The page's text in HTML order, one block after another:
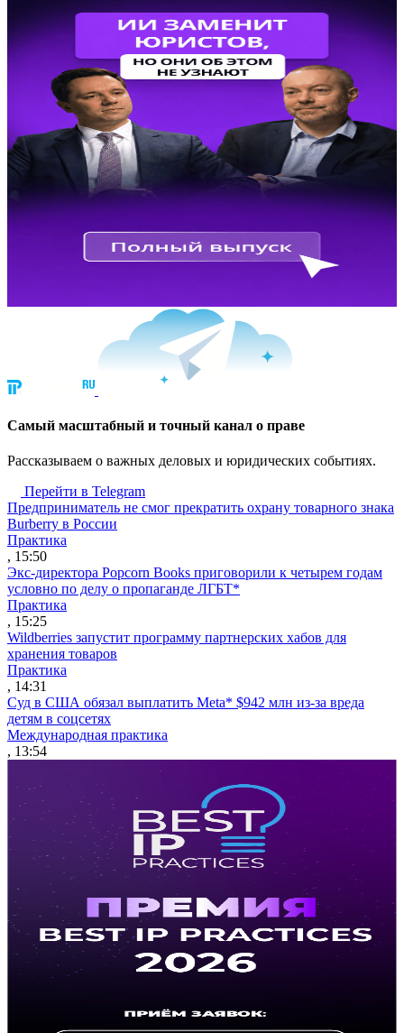
Cамый масштабный и точный канал о праве
Рассказываем о важных деловых и юридических событиях.
Перейти в Telegram
Предприниматель не смог прекратить охрану товарного знака
Burberry в России
Практика
, 15:50
Экс-директора Popcorn Books приговорили к четырем годам
условно по делу о пропаганде ЛГБТ*
Практика
, 15:25
Wildberries запустит программу партнерских хабов для
хранения товаров
Практика
, 14:31
Суд в США обязал выплатить Meta* $942 млн из-за вреда
детям в соцсетях
Международная практика
, 13:54